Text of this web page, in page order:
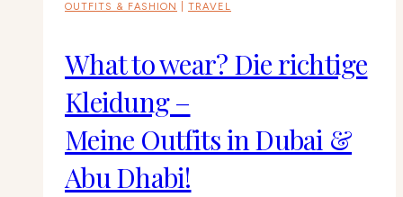
OUTFITS & FASHION TRAVEL
What to wear? Die richtige
Kleidung –
Meine Outfits in Dubai &
Abu Dhabi!